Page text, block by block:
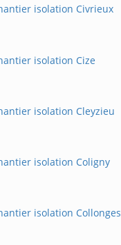
isolation Civrieux
isolation Cize
isolation Cleyzieu
isolation Coligny
isolation Collonges
ligne